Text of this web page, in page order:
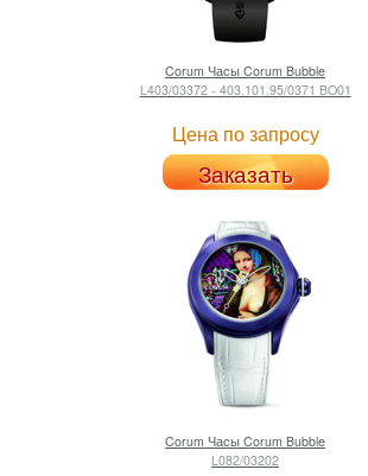
Corum Часы Corum Bubble
L403/03372 - 403.101.95/0371 BO01
Цена по запросу
Заказать
Corum Часы Corum Bubble
L082/03202